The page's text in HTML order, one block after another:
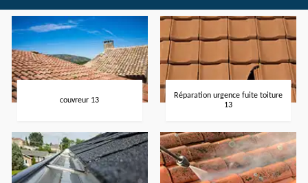
couvreur 13
Réparation urgence fuite toiture
13